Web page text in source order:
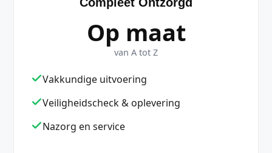
Op maat
van A tot Z
Vakkundige uitvoering
Veiligheidscheck & oplevering
Nazorg en service